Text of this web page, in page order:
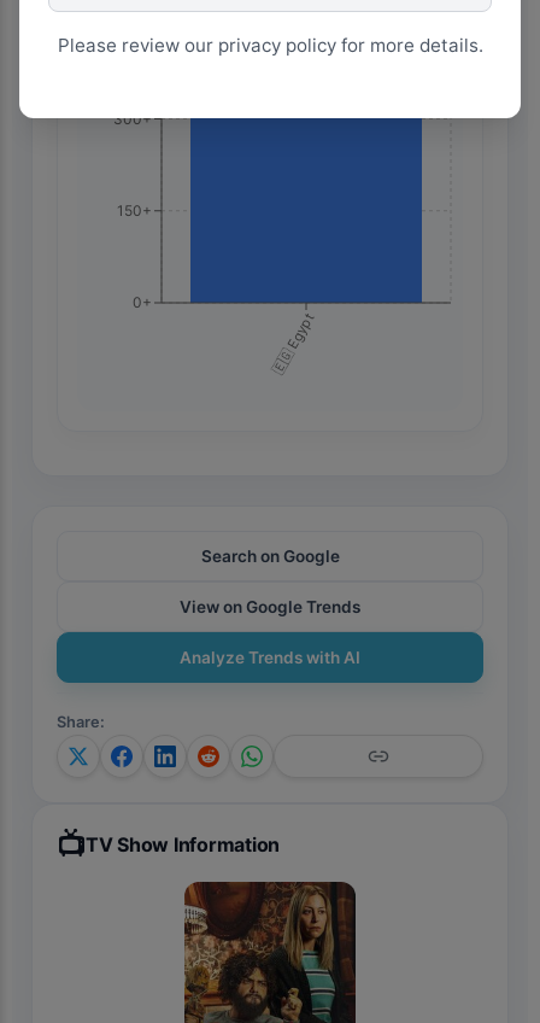
Please review our privacy policy for more details.
🇪🇬 Egypt
0+
150+
300+
Search on Google
View on Google Trends
Analyze Trends with AI
Share:
📺TV Show Information